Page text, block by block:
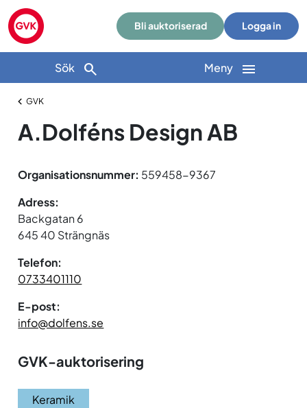
Bli auktoriserad Logga in
Sök Meny
GVK
A.Dolféns Design AB
Organisationsnummer: 559458-9367
Adress:
Backgatan 6
645 40 Strängnäs
Telefon:
0733401110
E-post:
info@dolfens.se
GVK-auktorisering
Keramik